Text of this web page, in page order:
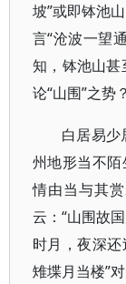
坡”或即钵池
言“沧波一望
知，钵池山
论“山围”之势？
白居易少
州地形当不陌
情由当与其
云：“山围故
时月，夜深
雉堞月当楼”